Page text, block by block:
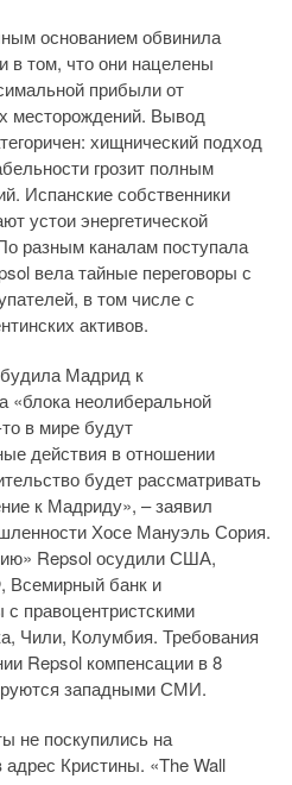
основанием обвинила
в том, что они нацелены
прибыли от
месторождений. Вывод
хищнический подход
грозит полным
Испанские собственники
устои энергетической
разным каналам поступала
вела тайные переговоры с
в том числе с
активов.
Мадрид к
«блока неолиберальной
в мире будут
действия в отношении
будет рассматривать
к Мадриду», – заявил
Хосе Мануэль Сория.
Repsol осудили США,
Всемирный банк и
правоцентристскими
Чили, Колумбия. Требования
Repsol компенсации в 8
западными СМИ.
не поскупились на
Кристины. «The Wall